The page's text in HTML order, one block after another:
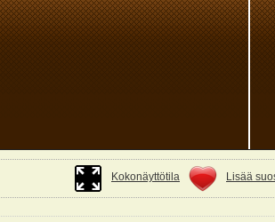
Kokonäyttötila Lisää